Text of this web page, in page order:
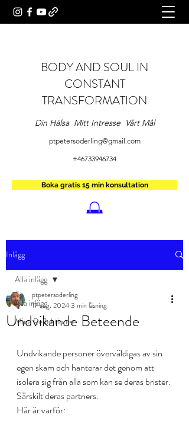
BODY AND SOUL IN
CONSTANT
TRANSFORMATION
Din Hälsa Mitt Intresse Vårt Mål
ptpetersoderling@gmail.com
+46733946734
Boka gratis 15 min konsultation
Inlägg
Alla inlägg
Mina Reflektioner
Alla inlägg
Undvikande Beteende
ptpetersoderling
17 aug. 20243 min läsning
Undvikande personer överväldigas av sin
egen skam och hanterar det genom att
isolera sig från alla som kan se deras brister.
Särskilt deras partners.
Här är varför: